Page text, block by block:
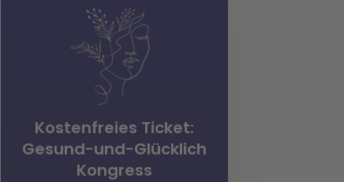
Kostenfreies Ticket:
Gesund-und-Glücklich
Kongress